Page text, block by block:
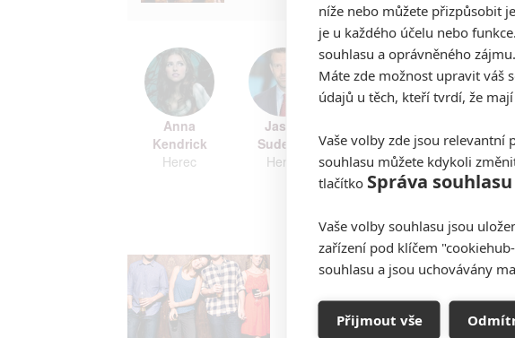
Anna
Kendrick
Herec
Jason
Sudeikis
Herec
níže nebo můžete přizpůsobit
je u každého účelu nebo
souhlasu a oprávněného
Máte zde možnost upravit váš
údajů u těch, kteří tvrdí, že
Vaše volby zde jsou relevantní
souhlasu můžete kdykoli
tlačítko Správa souhlasu
Vaše volby souhlasu jsou
zařízení pod klíčem
souhlasu a jsou uchovávány
Přijmout vše